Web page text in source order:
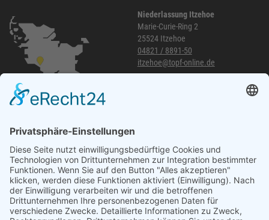
Niederlassung Itzehoe
Marie-Curie-Ring 2
25524 Itzehoe
04821 / 8891-50
itzehoe@topf-online.de
040 / 21 04 04 04-04
glinde@topf-online.de
Öffnungszeiten und mehr